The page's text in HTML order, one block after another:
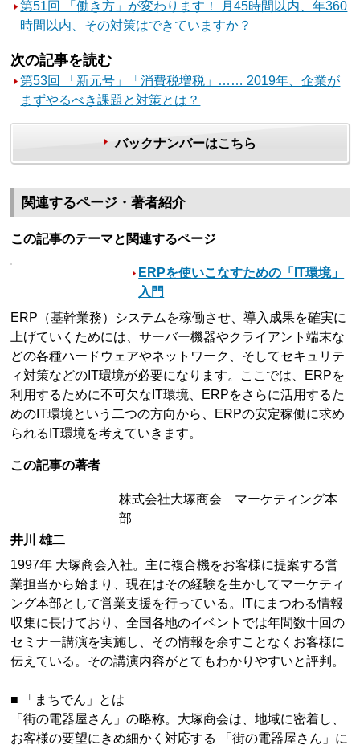
第51回 「働き方」が変わります！ 月45時間以内、年360
時間以内、その対策はできていますか？
次の記事を読む
第53回 「新元号」「消費税増税」…… 2019年、企業が
まずやるべき課題と対策とは？
バックナンバーはこちら
関連するページ・著者紹介
この記事のテーマと関連するページ
ERPを使いこなすための「IT環境」
入門
ERP（基幹業務）システムを稼働させ、導入成果を確実に
上げていくためには、サーバー機器やクライアント端末な
どの各種ハードウェアやネットワーク、そしてセキュリテ
ィ対策などのIT環境が必要になります。ここでは、ERPを
利用するために不可欠なIT環境、ERPをさらに活用するた
めのIT環境という二つの方向から、ERPの安定稼働に求め
られるIT環境を考えていきます。
この記事の著者
株式会社大塚商会 マーケティング本
部
井川 雄二
1997年 大塚商会入社。主に複合機をお客様に提案する営
業担当から始まり、現在はその経験を生かしてマーケティ
ング本部として営業支援を行っている。ITにまつわる情報
収集に長けており、全国各地のイベントでは年間数十回の
セミナー講演を実施し、その情報を余すことなくお客様に
伝えている。その講演内容がとてもわかりやすいと評判。
■ 「まちでん」とは
「街の電器屋さん」の略称。大塚商会は、地域に密着し、
お客様の要望にきめ細かく対応する 「街の電器屋さん」に